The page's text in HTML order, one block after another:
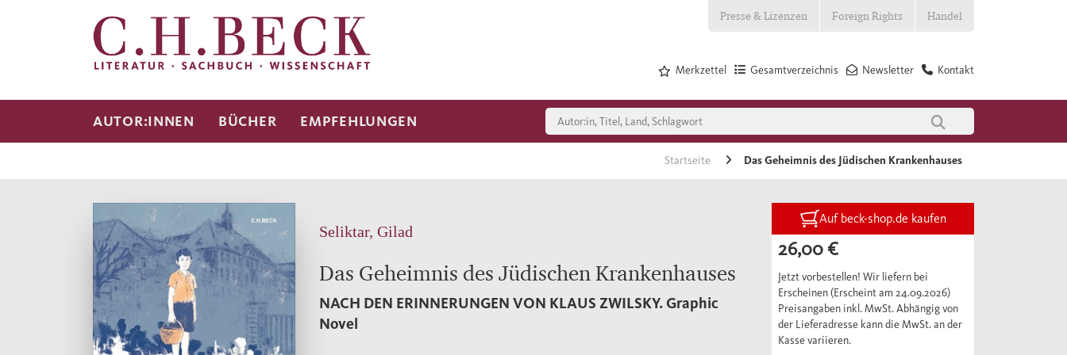
Presse & Lizenzen Foreign Rights Handel
Kontakt
Newsletter
Gesamtverzeichnis
Merkzettel
AUTOR:INNEN BÜCHER EMPFEHLUNGEN
Startseite Das Geheimnis des Jüdischen Krankenhauses
Seliktar, Gilad
Das Geheimnis des Jüdischen Krankenhauses
NACH DEN ERINNERUNGEN VON KLAUS ZWILSKY.Graphic
Novel
Auf beck-shop.de kaufen
26,00 €
Jetzt vorbestellen! Wir liefern bei
Erscheinen (Erscheint am 24.09.2026)
Preisangaben inkl. MwSt. Abhängig von
der Lieferadresse kann die MwSt. an der
Kasse variieren.